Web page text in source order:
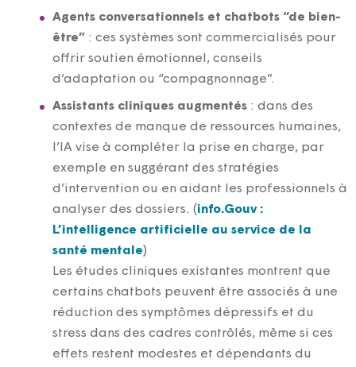
Agents conversationnels et chatbots “de bien-
être” : ces systèmes sont commercialisés pour
offrir soutien émotionnel, conseils
d’adaptation ou “compagnonnage”.
Assistants cliniques augmentés : dans des
contextes de manque de ressources humaines,
l’IA vise à compléter la prise en charge, par
exemple en suggérant des stratégies
d’intervention ou en aidant les professionnels à
analyser des dossiers. (info.Gouv :
L’intelligence artificielle au service de la
santé mentale)
Les études cliniques existantes montrent que
certains chatbots peuvent être associés à une
réduction des symptômes dépressifs et du
stress dans des cadres contrôlés, même si ces
effets restent modestes et dépendants du